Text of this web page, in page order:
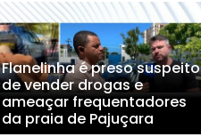
Flanelinha é preso suspeito
de vender drogas e
ameaçar frequentadores
da praia de Pajuçara